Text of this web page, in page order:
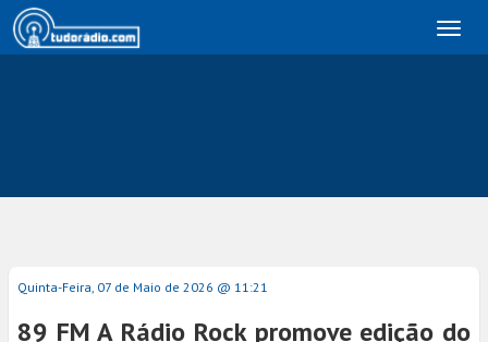
Quinta-Feira, 07 de Maio de 2026 @ 11:21
89 FM A Rádio Rock promove edição do